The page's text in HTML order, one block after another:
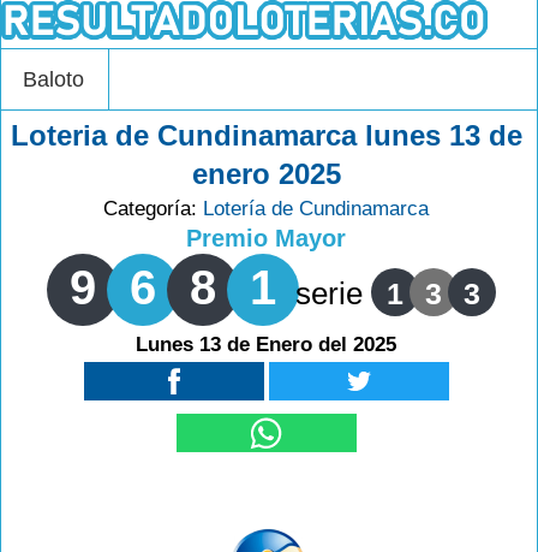
Baloto
Loteria de Cundinamarca lunes 13 de
enero 2025
Categoría: Lotería de Cundinamarca
Premio Mayor
9 6 8 1 serie 1 3 3
Lunes 13 de Enero del 2025